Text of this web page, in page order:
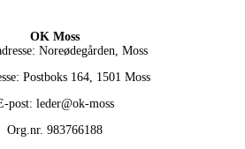
OK Moss
Noreødegården, Moss
Postboks 164, 1501 Moss
post: leder@ok-moss
Org.nr. 983766188